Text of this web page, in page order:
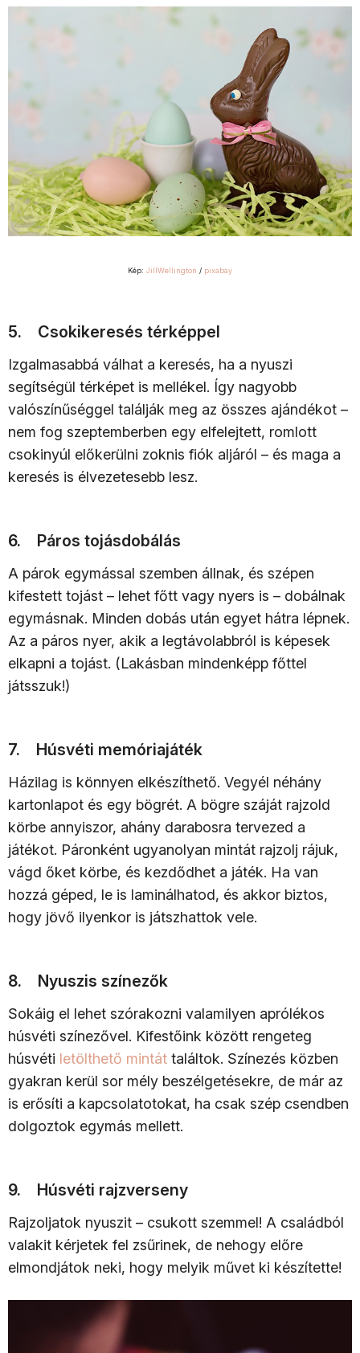
Kép: JillWellington / pixabay
5. Csokikeresés térképpel
Izgalmasabbá válhat a keresés, ha a nyuszi
segítségül térképet is mellékel. Így nagyobb
valószínűséggel találják meg az összes ajándékot –
nem fog szeptemberben egy elfelejtett, romlott
csokinyúl előkerülni zoknis fiók aljáról – és maga a
keresés is élvezetesebb lesz.
6. Páros tojásdobálás
A párok egymással szemben állnak, és szépen
kifestett tojást – lehet főtt vagy nyers is – dobálnak
egymásnak. Minden dobás után egyet hátra lépnek.
Az a páros nyer, akik a legtávolabbról is képesek
elkapni a tojást. (Lakásban mindenképp főttel
játsszuk!)
7. Húsvéti memóriajáték
Házilag is könnyen elkészíthető. Vegyél néhány
kartonlapot és egy bögrét. A bögre száját rajzold
körbe annyiszor, ahány darabosra tervezed a
játékot. Páronként ugyanolyan mintát rajzolj rájuk,
vágd őket körbe, és kezdődhet a játék. Ha van
hozzá géped, le is laminálhatod, és akkor biztos,
hogy jövő ilyenkor is játszhattok vele.
8. Nyuszis színezők
Sokáig el lehet szórakozni valamilyen aprólékos
húsvéti színezővel. Kifestőink között rengeteg
húsvéti letölthető mintát találtok. Színezés közben
gyakran kerül sor mély beszélgetésekre, de már az
is erősíti a kapcsolatotokat, ha csak szép csendben
dolgoztok egymás mellett.
9. Húsvéti rajzverseny
Rajzoljatok nyuszit – csukott szemmel! A családból
valakit kérjetek fel zsűrinek, de nehogy előre
elmondjátok neki, hogy melyik művet ki készítette!